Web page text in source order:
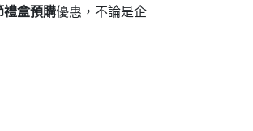
禮盒預購優惠，不論是企